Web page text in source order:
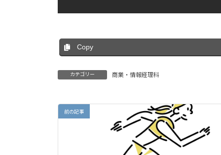
Copy
カテゴリー 商業・情報経理科
前の記事